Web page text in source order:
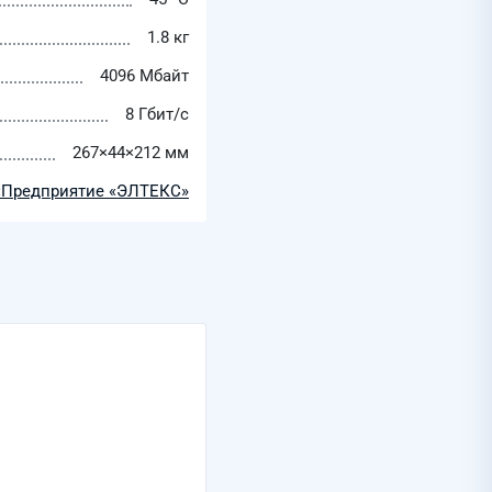
1.8 кг
4096 Мбайт
8 Гбит/с
267×44×212 мм
«ЭЛТЕКС»